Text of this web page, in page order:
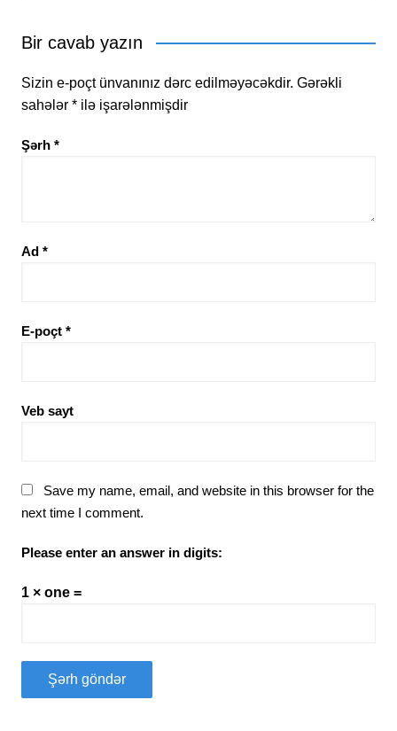
Bir cavab yazın
Sizin e-poçt ünvanınız dərc edilməyəcəkdir. Gərəkli
sahələr *ilə işarələnmişdir
Şərh *
Ad *
E-poçt *
Veb sayt
Save my name, email, and website in this browser for the
next time I comment.
Please enter an answer in digits:
1 × one =